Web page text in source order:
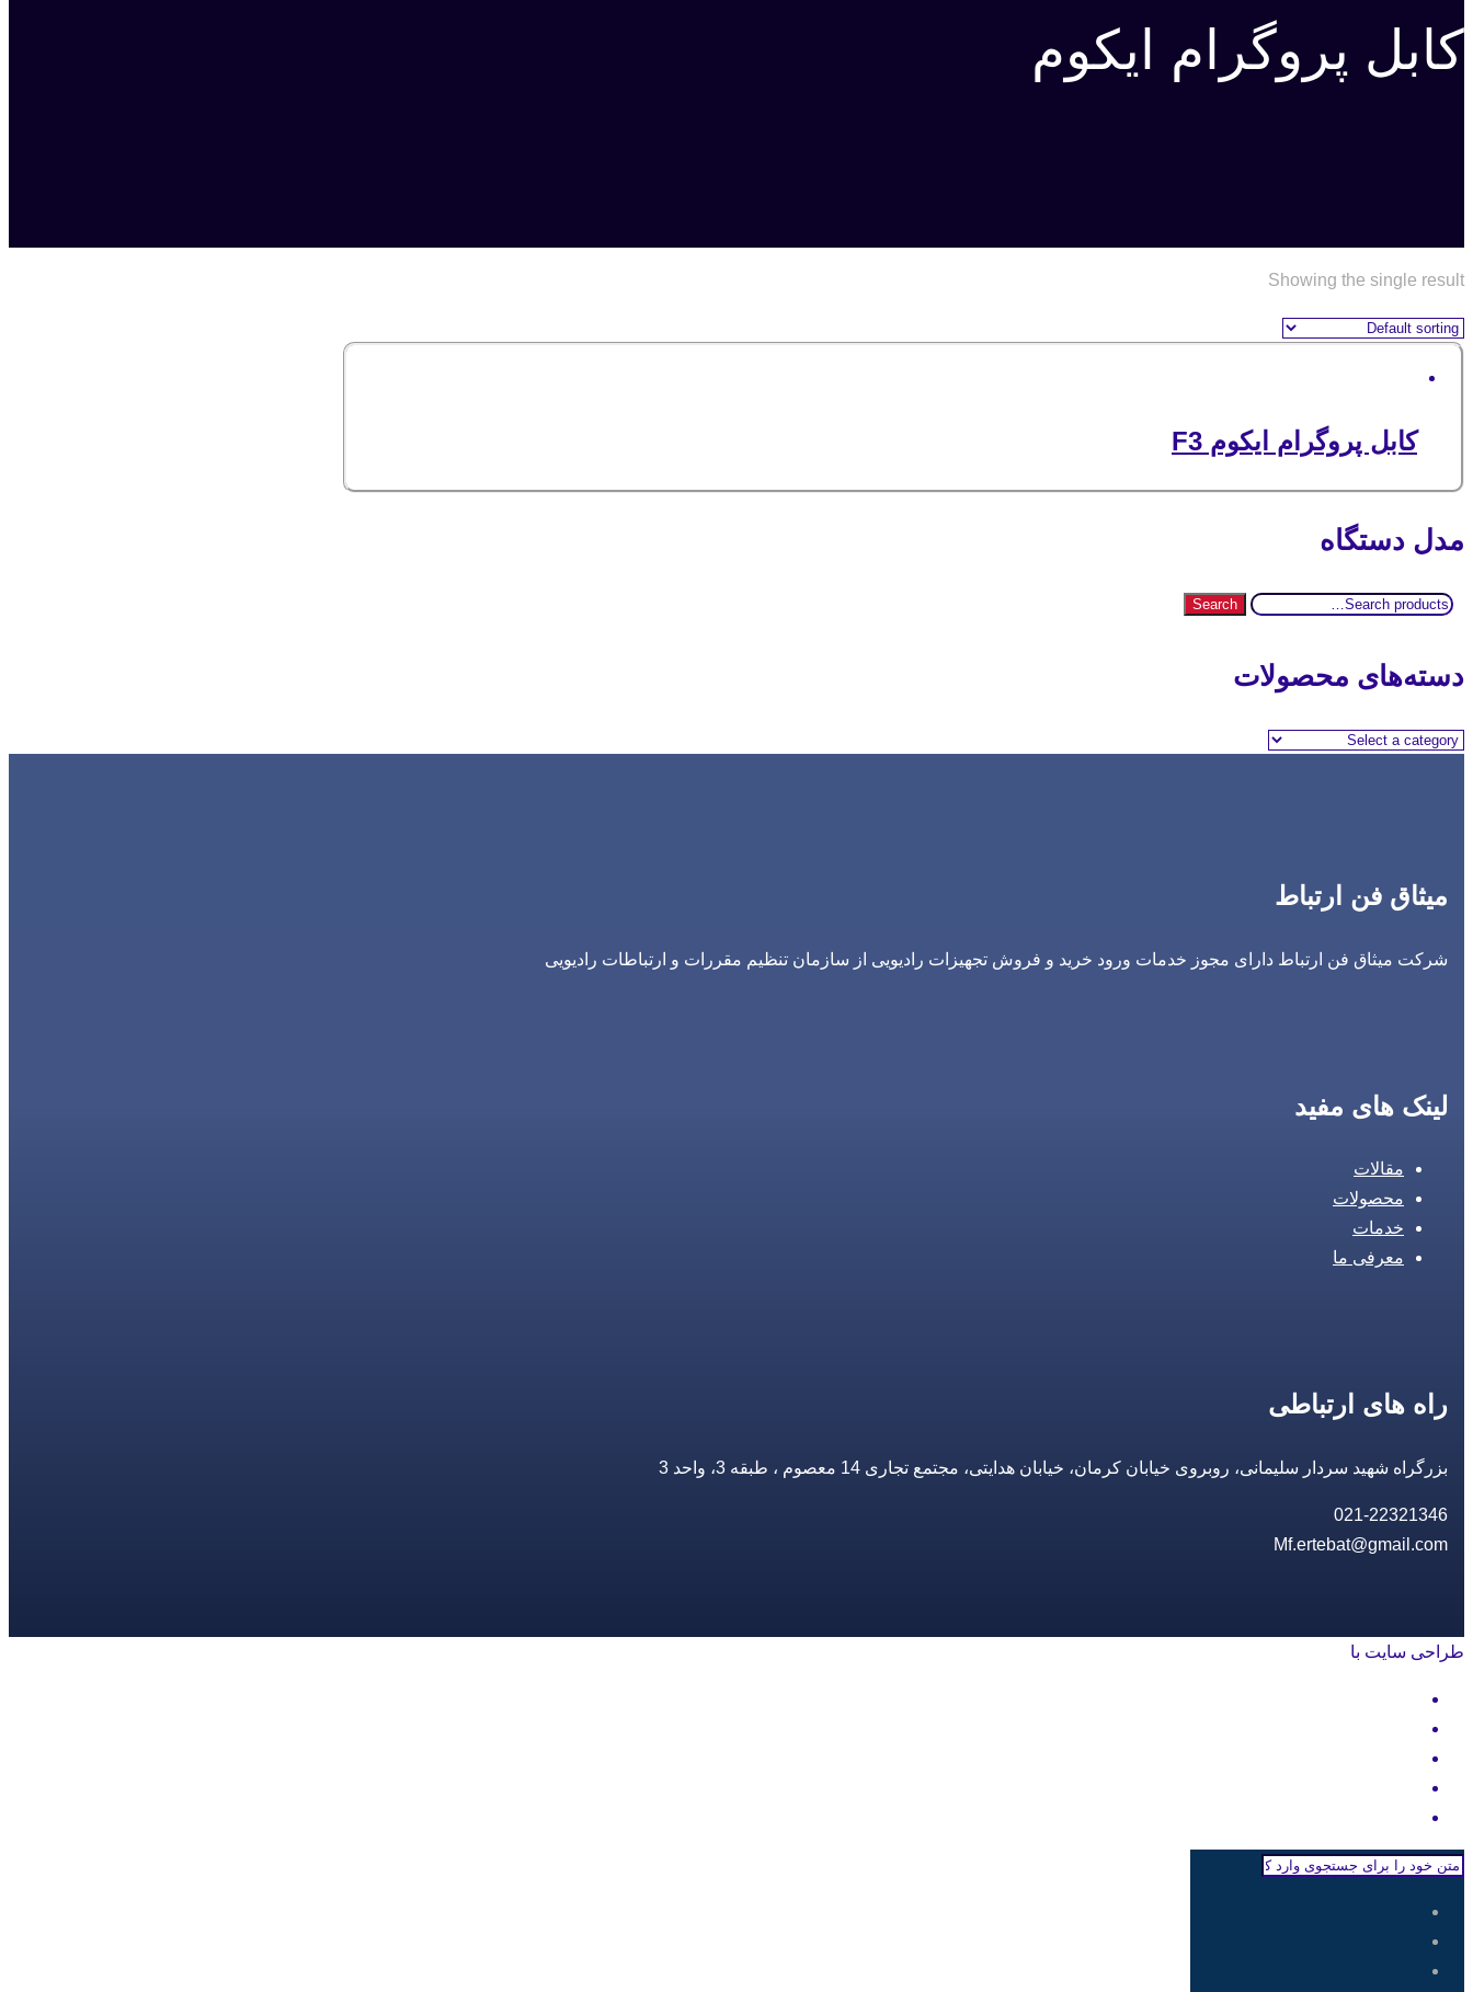
کابل پروگرام ایکوم
Showing the single result
کابل پروگرام ایکوم F3
مدل دستگاه
Search
Search
دسته‌های محصولات
میثاق فن ارتباط
شرکت میثاق فن ارتباط دارای مجوز خدمات ورود خرید و فروش تجهیزات رادیویی از سازمان تنظیم مقررات و ارتباطات رادیویی
لینک های مفید
مقالات
محصولات
خدمات
معرفی ما
راه های ارتباطی
بزرگراه شهید سردار سلیمانی، روبروی خیابان کرمان، خیابان هدایتی، مجتمع تجاری 14 معصوم ، طبقه 3، واحد 3
021-22321346
Mf.ertebat@gmail.com
طراحی سایت با